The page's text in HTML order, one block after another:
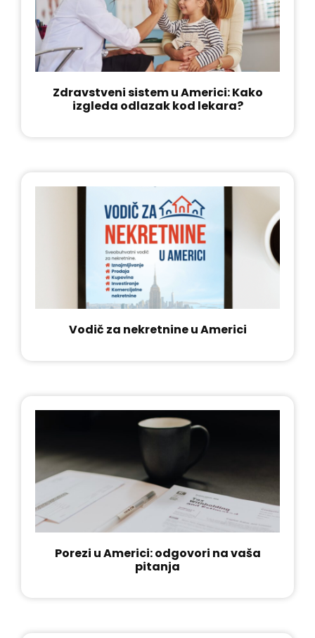
Zdravstveni sistem u Americi: Kako
izgleda odlazak kod lekara?
Vodič za nekretnine u Americi
Porezi u Americi: odgovori na vaša
pitanja